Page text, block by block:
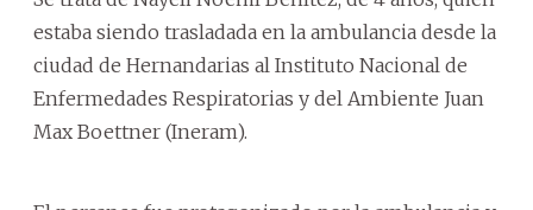
estaba siendo trasladada en la ambulancia desde la
ciudad de Hernandarias al Instituto Nacional de
Enfermedades Respiratorias y del Ambiente Juan
Max Boettner (Ineram).